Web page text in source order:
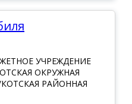
УЧРЕЖДЕНИЕ
ОКРУЖНАЯ
РАЙОННАЯ